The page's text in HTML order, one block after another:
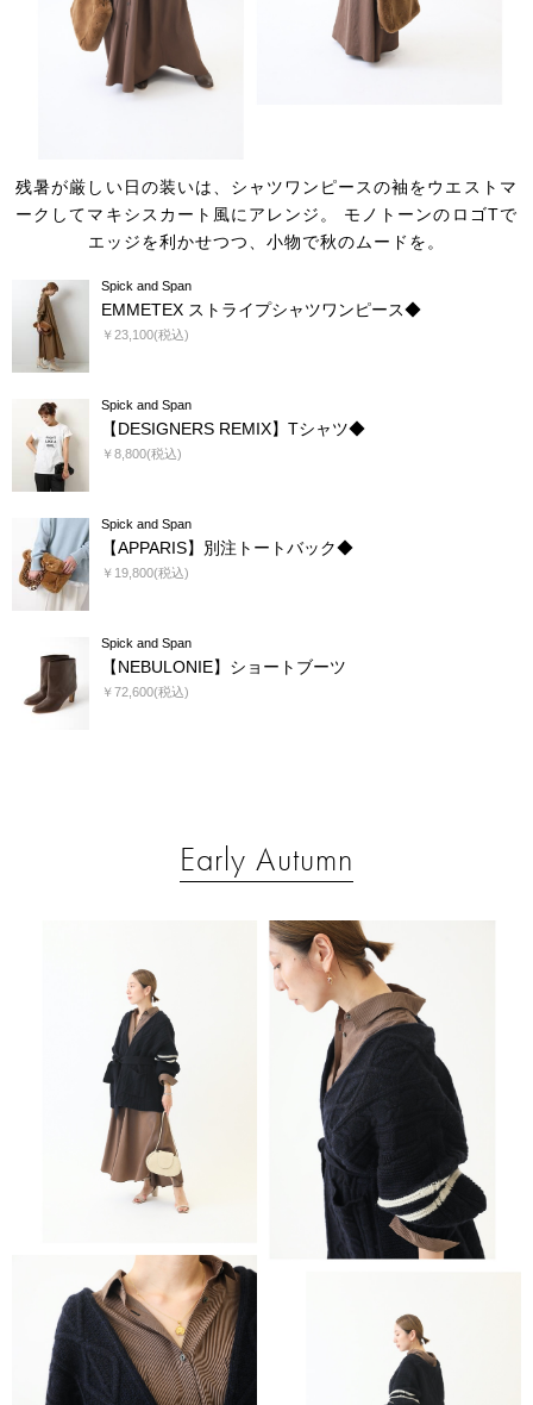
残暑が厳しい日の装いは、シャツワンピースの袖をウエストマ
ークしてマキシスカート風にアレンジ。
モノトーンのロゴTで
エッジを利かせつつ、小物で秋のムードを。
Spick and Span
EMMETEX ストライプシャツワンピース◆
￥23,100(税込)
Spick and Span
【DESIGNERS REMIX】Tシャツ◆
￥8,800(税込)
Spick and Span
【APPARIS】別注トートバック◆
￥19,800(税込)
Spick and Span
【NEBULONIE】ショートブーツ
￥72,600(税込)
Early Autumn